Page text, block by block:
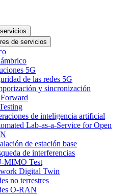
de servicios
5G
de las redes 5G
y sincronización
de inteligencia artificial
Lab-as-a-Service for Open
de estación base
de interferencias
MIMO Test
Digital Twin
no terrestres
O-RAN